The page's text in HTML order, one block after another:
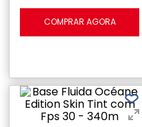
COMPRAR AGORA